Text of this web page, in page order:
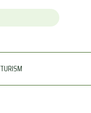
TURISM